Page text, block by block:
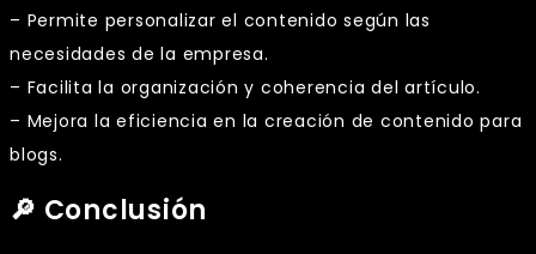
– Permite personalizar el contenido según las
necesidades de la empresa.
– Facilita la organización y coherencia del artículo.
– Mejora la eficiencia en la creación de contenido para
blogs.
🔎 Conclusión